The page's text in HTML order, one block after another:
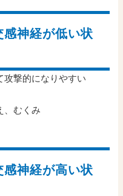
神経が低い状
攻撃的になりやすい
、むくみ
神経が高い状